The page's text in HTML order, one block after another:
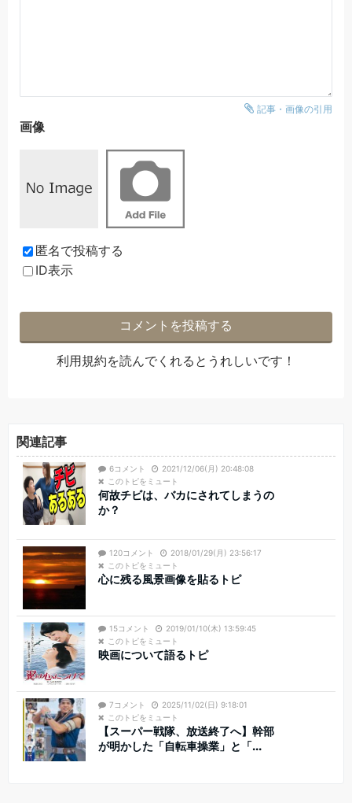
記事・画像の引用
画像
匿名で投稿する
ID表示
利用規約を読んでくれるとうれしいです！
関連記事
6コメント
2021/12/06(月) 20:48:08
このトピをミュート
何故チビは、バカにされてしまうの
か？
120コメント
2018/01/29(月) 23:56:17
このトピをミュート
心に残る風景画像を貼るトピ
15コメント
2019/01/10(木) 13:59:45
このトピをミュート
映画について語るトピ
7コメント
2025/11/02(日) 9:18:01
このトピをミュート
【スーパー戦隊、放送終了へ】幹部
が明かした「自転車操業」と「...